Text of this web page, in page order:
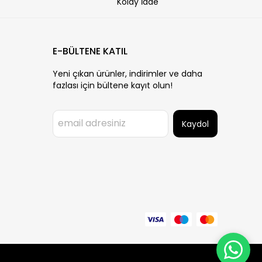
E-BÜLTENE KATIL
Yeni çıkan ürünler, indirimler ve daha
fazlası için bültene kayıt olun!
Kaydol